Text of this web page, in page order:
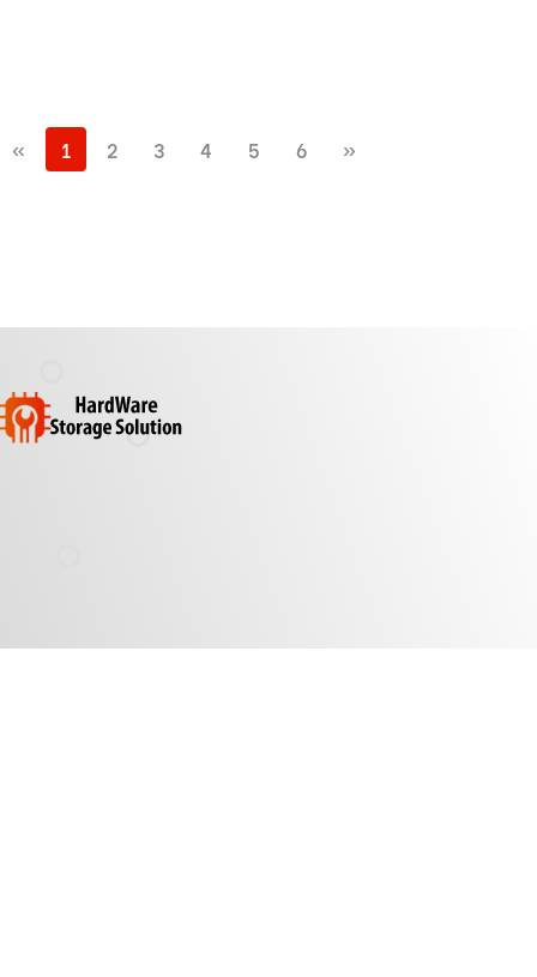
« 1 2 3 4 5 6 »